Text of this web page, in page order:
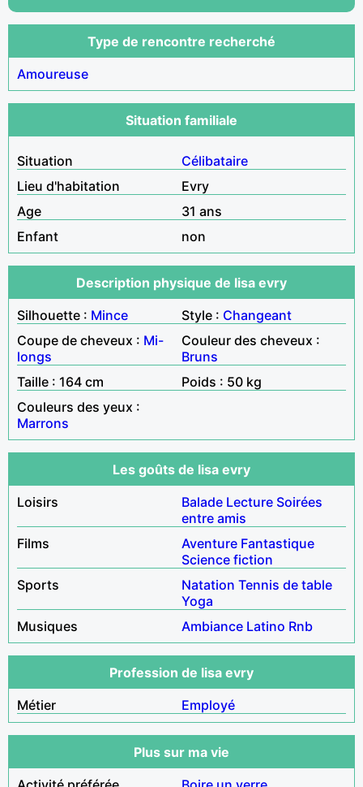
Type de rencontre recherché
Amoureuse
Situation familiale
Situation
Célibataire
Lieu d'habitation
Evry
Age
31 ans
Enfant
non
Description physique de lisa evry
Silhouette : Mince Style : Changeant
Coupe de cheveux : Mi-
longs
Couleur des cheveux :
Bruns
Taille : 164 cm
Poids : 50 kg
Couleurs des yeux :
Marrons
Les goûts de lisa evry
Loisirs
Balade Lecture Soirées
entre amis
Films
Aventure Fantastique
Science fiction
Sports
Natation Tennis de table
Yoga
Musiques
Ambiance Latino Rnb
Profession de lisa evry
Métier
Employé
Plus sur ma vie